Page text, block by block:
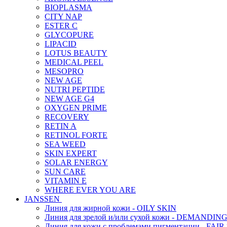
BIOPLASMA
CITY NAP
ESTER C
GLYCOPURE
LIPACID
LOTUS BEAUTY
MEDICAL PEEL
MESOPRO
NEW AGE
NUTRI PEPTIDE
NEW AGE G4
OXYGEN PRIME
RECOVERY
RETIN A
RETINOL FORTE
SEA WEED
SKIN EXPERT
SOLAR ENERGY
SUN CARE
VITAMIN E
WHERE EVER YOU ARE
JANSSEN
Линия для жирной кожи - OILY SKIN
Линия для зрелой и/или сухой кожи -